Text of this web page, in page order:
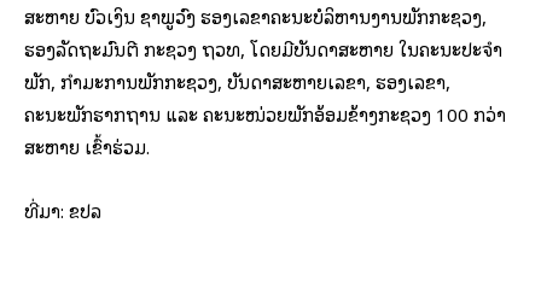
ສະຫາຍ ບົວເງິນ ຊາພູວົງ ຮອງເລຂາຄະນະບໍລິຫານງານພັກກະຊວງ,
ຮອງລັດຖະມົນຕີ ກະຊວງ ຖວທ, ໂດຍມີບັນດາສະຫາຍ ໃນຄະນະປະຈຳ
ພັກ, ກຳມະການພັກກະຊວງ, ບັນດາສະຫາຍເລຂາ, ຮອງເລຂາ,
ຄະນະພັກຮາກຖານ ແລະ ຄະນະໜ່ວຍພັກອ້ອມຂ້າງກະຊວງ 100 ກວ່າ
ສະຫາຍ ເຂົ້າຮ່ວມ.
ທີ່​ມາ: ຂ​ປ​ລ